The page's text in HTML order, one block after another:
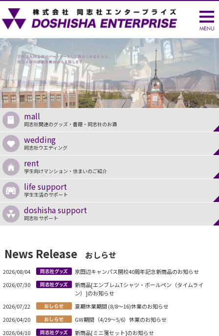
mall
同志社関連のグッズ・書籍・同志社のお酒
wedding
同志社ウエディング
rent
学生向けマンション・住まいのご紹介
life support
学生生活のサポート
doshisha support
同志社サポート
News Releaseおしらせ
2026/08/04
京田辺キャンパス開校40周年記念新商品のお知らせ
2026/07/30
新商品[エンブレムTシャツ・ボールペン（タイムライ
ン）]のお知らせ
2026/07/22
夏期休業期間 (8/8～16)休業のお知らせ
2026/04/20
GW期間（4/29～5/6）休業のお知らせ
2026/04/10
新商品[ミニ箋セット]のお知らせ